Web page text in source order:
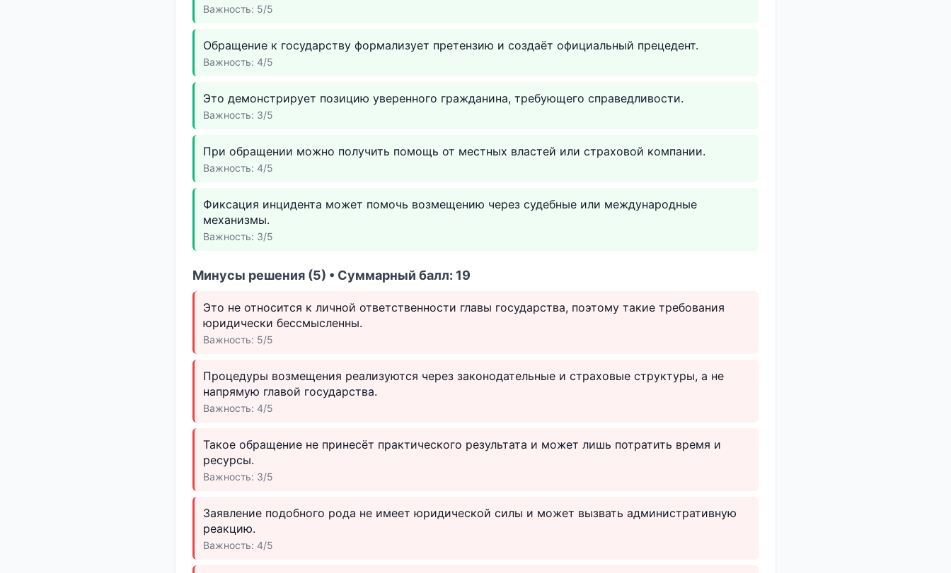
Важность: 5/5
Обращение к государству формализует претензию и создаёт официальный прецедент.
Важность: 4/5
Это демонстрирует позицию уверенного гражданина, требующего справедливости.
Важность: 3/5
При обращении можно получить помощь от местных властей или страховой компании.
Важность: 4/5
Фиксация инцидента может помочь возмещению через судебные или международные
механизмы.
Важность: 3/5
Минусы решения (5) • Суммарный балл: 19
Это не относится к личной ответственности главы государства, поэтому такие требования
юридически бессмысленны.
Важность: 5/5
Процедуры возмещения реализуются через законодательные и страховые структуры, а не
напрямую главой государства.
Важность: 4/5
Такое обращение не принесёт практического результата и может лишь потратить время и
ресурсы.
Важность: 3/5
Заявление подобного рода не имеет юридической силы и может вызвать административную
реакцию.
Важность: 4/5